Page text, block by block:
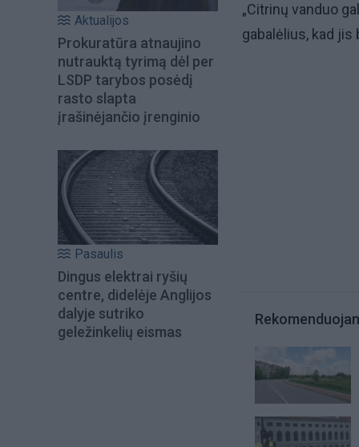
Aktualijos
Prokuratūra atnaujino
nutrauktą tyrimą dėl per
LSDP tarybos posėdį
rasto slapta
įrašinėjančio įrenginio
Pasaulis
Dingus elektrai ryšių
centre, didelėje Anglijos
dalyje sutriko
geležinkelių eismas
„Citrinų vanduo
gabalėlius, kad jis